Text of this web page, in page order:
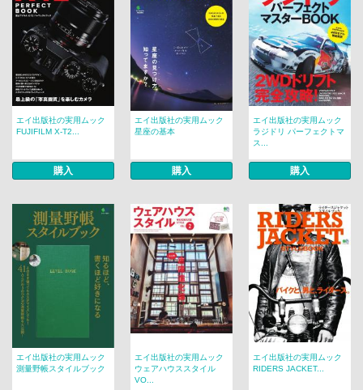
エイ出版社の実用ムック
FUJIFILM X-T2...
購入
エイ出版社の実用ムック
星座の基本
購入
エイ出版社の実用ムック
ラジドリ パーフェクトマ
ス...
購入
エイ出版社の実用ムック
測量野帳スタイルブック
エイ出版社の実用ムック
ウェアハウススタイル
VO...
エイ出版社の実用ムック
RIDERS JACKET...